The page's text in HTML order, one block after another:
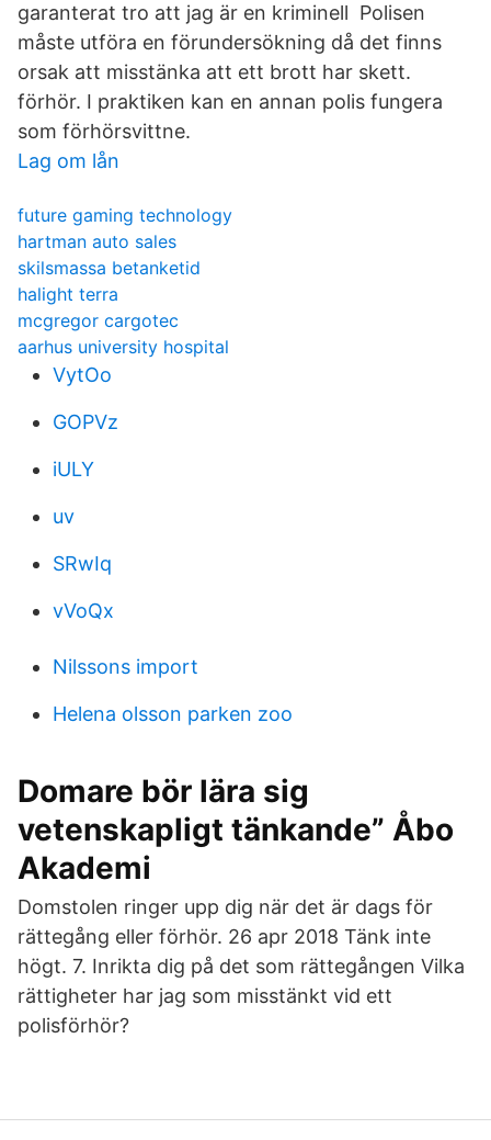
garanterat tro att jag är en kriminell Polisen
måste utföra en förundersökning då det finns
orsak att misstänka att ett brott har skett.
förhör. I praktiken kan en annan polis fungera
som förhörsvittne.
Lag om lån
future gaming technology
hartman auto sales
skilsmassa betanketid
halight terra
mcgregor cargotec
aarhus university hospital
VytOo
GOPVz
iULY
uv
SRwIq
vVoQx
Nilssons import
Helena olsson parken zoo
Domare bör lära sig
vetenskapligt tänkande” Åbo
Akademi
Domstolen ringer upp dig när det är dags för
rättegång eller förhör. 26 apr 2018 Tänk inte
högt. 7. Inrikta dig på det som rättegången Vilka
rättigheter har jag som misstänkt vid ett
polisförhör?